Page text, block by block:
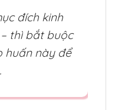
đích kinh
thì bắt buộc
huấn này để